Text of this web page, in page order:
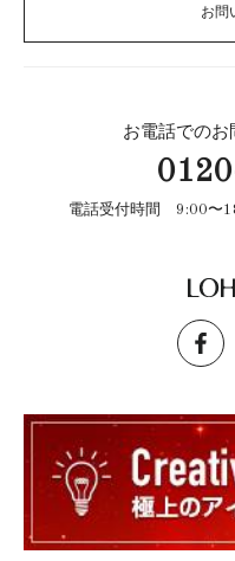
お問
お電話でのお
電話受付時間 9:00〜